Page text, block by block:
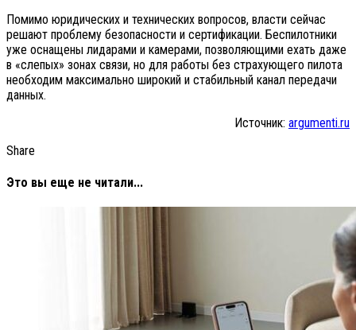
Помимо юридических и технических вопросов, власти сейчас
решают проблему безопасности и сертификации. Беспилотники
уже оснащены лидарами и камерами, позволяющими ехать даже
в «слепых» зонах связи, но для работы без страхующего пилота
необходим максимально широкий и стабильный канал передачи
данных.
Источник: argumenti.ru
Share
Это вы еще не читали...